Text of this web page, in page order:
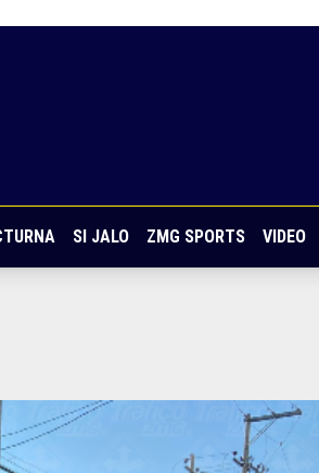
SI JALO ZMG SPORTS VIDEO